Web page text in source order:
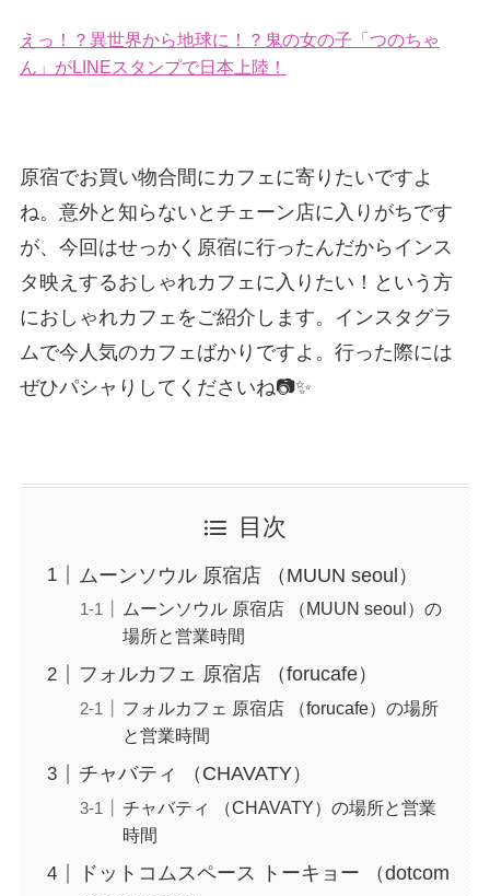
えっ！？異世界から地球に！？鬼の女の子「つのちゃ
ん」がLINEスタンプで日本上陸！
原宿でお買い物合間にカフェに寄りたいですよ
ね。意外と知らないとチェーン店に入りがちです
が、今回はせっかく原宿に行ったんだからインス
タ映えするおしゃれカフェに入りたい！という方
におしゃれカフェをご紹介します。インスタグラ
ムで今人気のカフェばかりですよ。行った際には
ぜひパシャりしてくださいね📷✨
目次
ムーンソウル 原宿店 （MUUN seoul）
ムーンソウル 原宿店 （MUUN seoul）の
場所と営業時間
フォルカフェ 原宿店 （forucafe）
フォルカフェ 原宿店 （forucafe）の場所
と営業時間
チャバティ （CHAVATY）
チャバティ （CHAVATY）の場所と営業
時間
ドットコムスペース トーキョー （dotcom